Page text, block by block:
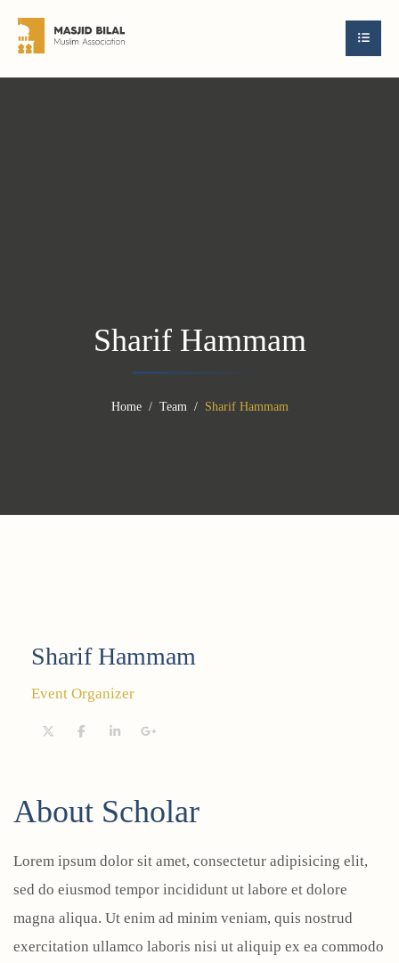
Sharif Hammam
Home Team Sharif Hammam
Sharif Hammam
Event Organizer
About Scholar
Lorem ipsum dolor sit amet, consectetur adipisicing elit,
sed do eiusmod tempor incididunt ut labore et dolore
magna aliqua. Ut enim ad minim veniam, quis nostrud
exercitation ullamco laboris nisi ut aliquip ex ea commodo